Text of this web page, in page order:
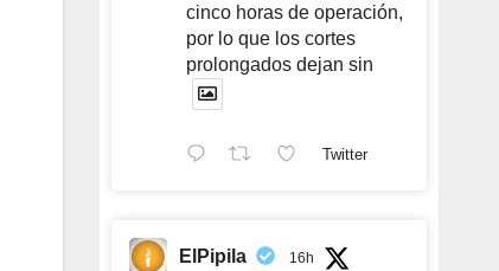
cinco horas de operación,
por lo que los cortes
prolongados dejan sin
Twitter
ElPipila 16h